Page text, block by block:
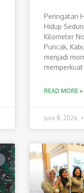
Peringatan
Hidup
Kilometer
Puncak,
menjadi
READ MORE »
June 8, 2026